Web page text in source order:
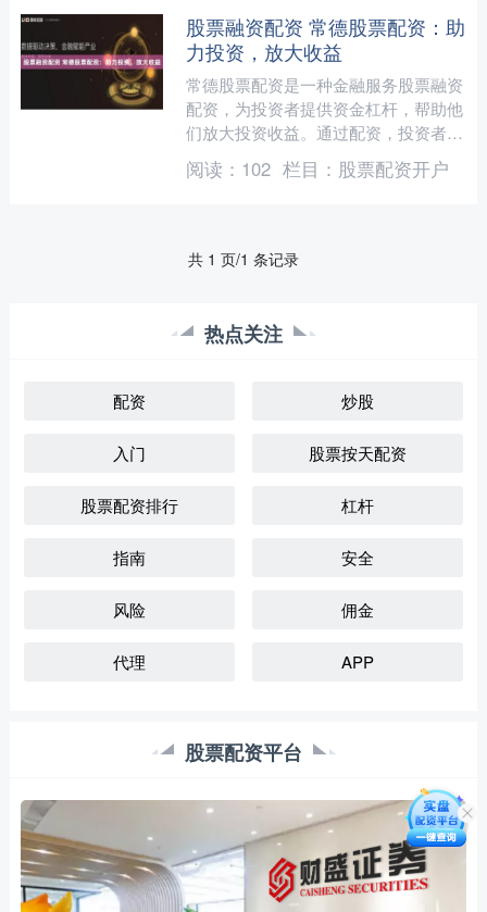
股票融资配资 常德股票配资：助
力投资，放大收益
常德股票配资是一种金融服务股票融资
配资，为投资者提供资金杠杆，帮助他
们放大投资收益。通过配资，投资者可
以以较小的自有资金撬动更大的资金
量，从而增加投资规模和潜在....
阅读： 102 栏目： 股票配资开户
共 1 页/1 条记录
热点关注
配资 炒股
入门 股票按天配资
股票配资排行 杠杆
指南 安全
风险 佣金
代理 APP
股票配资平台